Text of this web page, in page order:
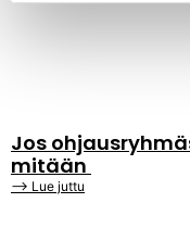
Jos
mitään
⟶ Lue juttu